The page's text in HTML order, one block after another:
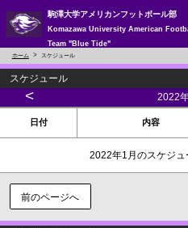
駒澤大学アメリカンフットボール部
Komazawa University American
Team "Blue Tide"
ホーム スケジュール
スケジュール
< 2022
日付 内容
2022年1月のスケジュ
前のページへ